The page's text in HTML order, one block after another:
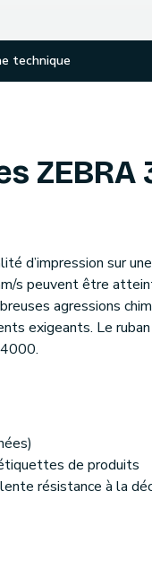
technique
ZEBRA
d’impression sur
s peuvent être
agressions
exigeants. Le
de produits
résistance à la